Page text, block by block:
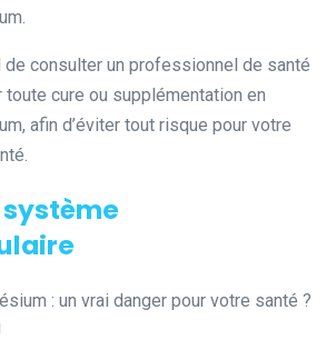
de consulter un professionnel de santé
toute cure ou supplémentation en
afin d’éviter tout risque pour votre
: un vrai danger pour votre santé ?